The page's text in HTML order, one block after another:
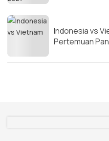
Indonesia vs
Pertemuan